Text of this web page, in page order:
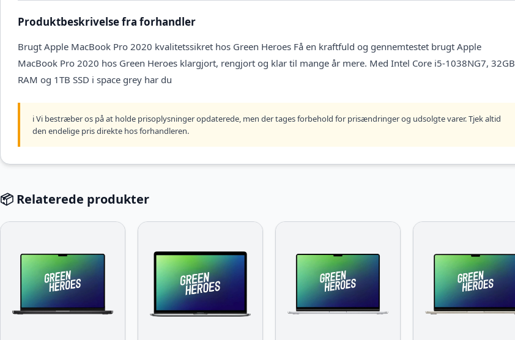
Produktbeskrivelse fra forhandler
Brugt Apple MacBook Pro 2020 kvalitetssikret hos Green Heroes Få en kraftfuld og gennemtestet brugt Apple
MacBook Pro 2020 hos Green Heroes klargjort, rengjort og klar til mange år mere. Med Intel Core i5-1038NG7, 32GB
RAM og 1TB SSD i space grey har du
ℹ️ Vi bestræber os på at holde prisoplysninger opdaterede, men der tages forbehold for prisændringer og udsolgte varer. Tjek altid
den endelige pris direkte hos forhandleren.
📦 Relaterede produkter